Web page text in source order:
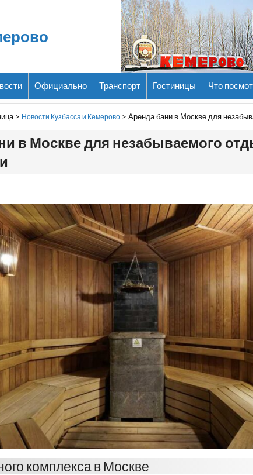
Официально Транспорт Гостиницы Что
> Новости Кузбасса и Кемерово >Аренда бани в Москве для
в Москве для незабываемого
комплекса в Москве